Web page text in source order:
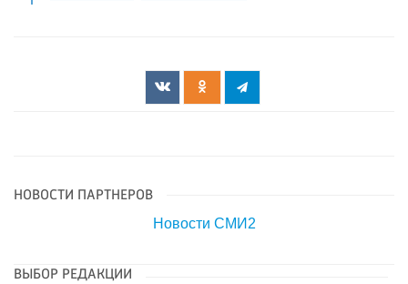
НОВОСТИ ПАРТНЕРОВ
Новости СМИ2
ВЫБОР РЕДАКЦИИ